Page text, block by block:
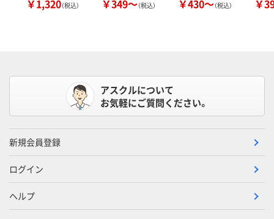
￥1,320（税込） ￥349～（税込） ￥430～（税込） ￥
アスクルについて
お気軽にご質問ください。
新規会員登録
ログイン
ヘルプ